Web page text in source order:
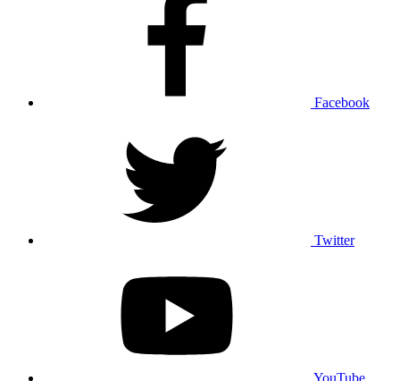
Facebook
Twitter
YouTube